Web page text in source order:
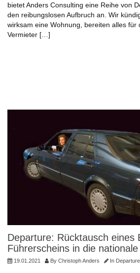
bietet Anders Consulting eine Reihe von
den reibungslosen Aufbruch an. Wir
wirksam eine Wohnung, bereiten alles für
Vermieter […]
Departure: Rücktausch eines
Führerscheins in die
19.01.2021 By Christoph Anders In Departure